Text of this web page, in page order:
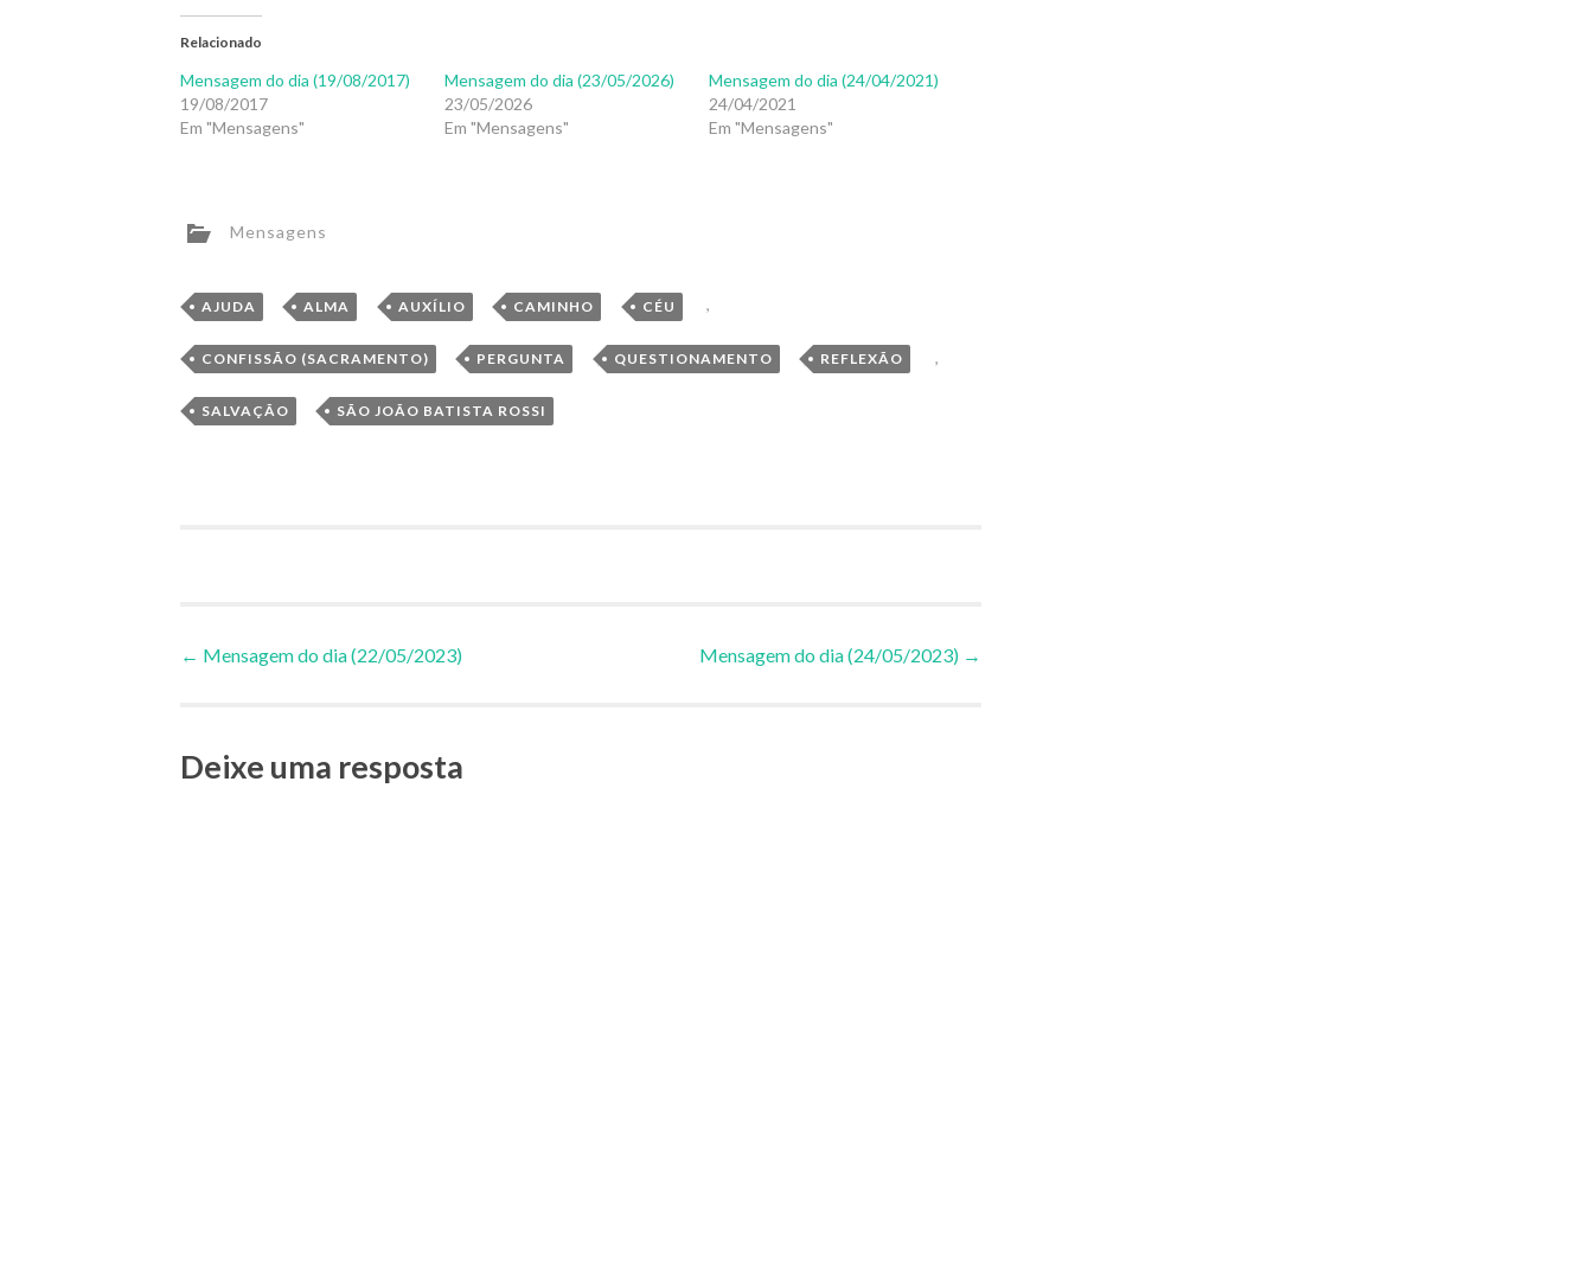
Relacionado
Mensagem do dia (19/08/2017)
19/08/2017
Em "Mensagens"
Mensagem do dia (23/05/2026)
23/05/2026
Em "Mensagens"
Mensagem do dia (24/04/2021)
24/04/2021
Em "Mensagens"
Mensagens
AJUDA , ALMA , AUXÍLIO , CAMINHO , CÉU ,
CONFISSÃO (SACRAMENTO) , PERGUNTA , QUESTIONAMENTO , REFLEXÃO ,
SALVAÇÃO , SÃO JOÃO BATISTA ROSSI
Navegação
Posts
← Mensagem do dia (22/05/2023) Mensagem do dia (24/05/2023) →
Deixe uma resposta